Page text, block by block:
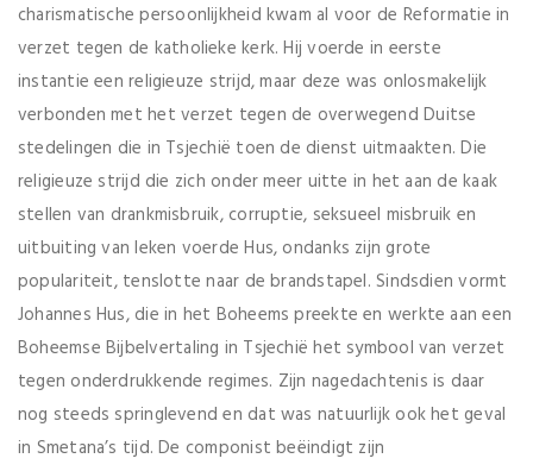
charismatische persoonlijkheid kwam al voor de Reformatie in
verzet tegen de katholieke kerk. Hij voerde in eerste
instantie een religieuze strijd, maar deze was onlosmakelijk
verbonden met het verzet tegen de overwegend Duitse
stedelingen die in Tsjechië toen de dienst uitmaakten. Die
religieuze strijd die zich onder meer uitte in het aan de kaak
stellen van drankmisbruik, corruptie, seksueel misbruik en
uitbuiting van leken voerde Hus, ondanks zijn grote
populariteit, tenslotte naar de brandstapel. Sindsdien vormt
Johannes Hus, die in het Boheems preekte en werkte aan een
Boheemse Bijbelvertaling in Tsjechië het symbool van verzet
tegen onderdrukkende regimes. Zijn nagedachtenis is daar
nog steeds springlevend en dat was natuurlijk ook het geval
in Smetana’s tijd. De componist beëindigt zijn